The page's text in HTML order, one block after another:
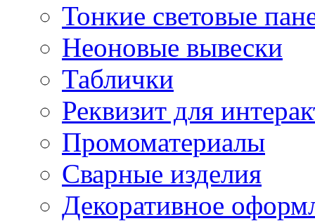
Тонкие световые
Неоновые вывески
Таблички
Реквизит для
Промоматериалы
Сварные изделия
Декоративное